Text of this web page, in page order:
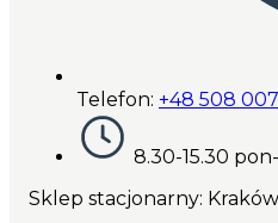
Telefon: +48 508
8.30-15.30
Sklep stacjonarny: Kraków